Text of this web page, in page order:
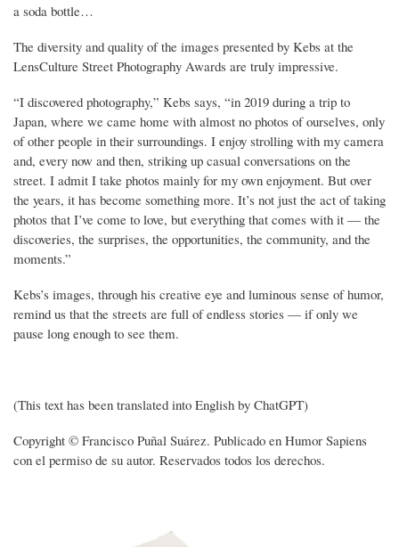
a soda bottle…
The diversity and quality of the images presented by Kebs at the
LensCulture Street Photography Awards are truly impressive.
“I discovered photography,” Kebs says, “in 2019 during a trip to
Japan, where we came home with almost no photos of ourselves, only
of other people in their surroundings. I enjoy strolling with my camera
and, every now and then, striking up casual conversations on the
street. I admit I take photos mainly for my own enjoyment. But over
the years, it has become something more. It’s not just the act of taking
photos that I’ve come to love, but everything that comes with it — the
discoveries, the surprises, the opportunities, the community, and the
moments.”
Kebs’s images, through his creative eye and luminous sense of humor,
remind us that the streets are full of endless stories — if only we
pause long enough to see them.
(This text has been translated into English by ChatGPT)
Copyright © Francisco Puñal Suárez. Publicado en Humor Sapiens
con el permiso de su autor. Reservados todos los derechos.